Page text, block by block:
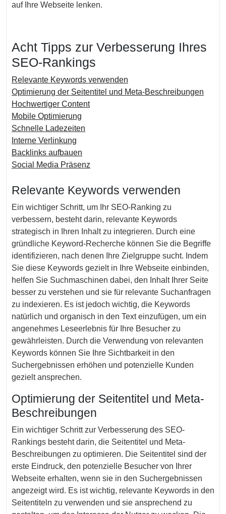
auf Ihre Webseite lenken.
Acht Tipps zur Verbesserung Ihres
SEO-Rankings
Relevante Keywords verwenden
Optimierung der Seitentitel und Meta-Beschreibungen
Hochwertiger Content
Mobile Optimierung
Schnelle Ladezeiten
Interne Verlinkung
Backlinks aufbauen
Social Media Präsenz
Relevante Keywords verwenden
Ein wichtiger Schritt, um Ihr SEO-Ranking zu
verbessern, besteht darin, relevante Keywords
strategisch in Ihren Inhalt zu integrieren. Durch eine
gründliche Keyword-Recherche können Sie die Begriffe
identifizieren, nach denen Ihre Zielgruppe sucht. Indem
Sie diese Keywords gezielt in Ihre Webseite einbinden,
helfen Sie Suchmaschinen dabei, den Inhalt Ihrer Seite
besser zu verstehen und sie für relevante Suchanfragen
zu indexieren. Es ist jedoch wichtig, die Keywords
natürlich und organisch in den Text einzufügen, um ein
angenehmes Leseerlebnis für Ihre Besucher zu
gewährleisten. Durch die Verwendung von relevanten
Keywords können Sie Ihre Sichtbarkeit in den
Suchergebnissen erhöhen und potenzielle Kunden
gezielt ansprechen.
Optimierung der Seitentitel und Meta-
Beschreibungen
Ein wichtiger Schritt zur Verbesserung des SEO-
Rankings besteht darin, die Seitentitel und Meta-
Beschreibungen zu optimieren. Die Seitentitel sind der
erste Eindruck, den potenzielle Besucher von Ihrer
Webseite erhalten, wenn sie in den Suchergebnissen
angezeigt wird. Es ist wichtig, relevante Keywords in den
Seitentiteln zu verwenden und sie ansprechend zu